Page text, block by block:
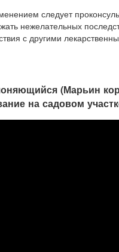
следует
нежелательных
с другими
(Марьин
на садовом